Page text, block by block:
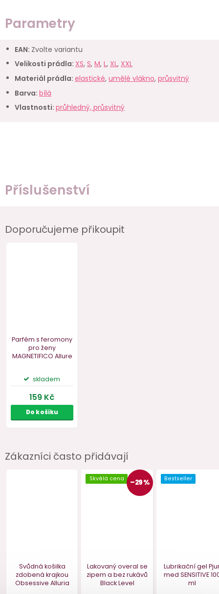
Příslušenství
Parametry
EAN: Zvolte variantu
Velikosti prádla: XS, S, M, L, XL, XXL
Materiál prádla: elastické, umělé vlákno, průsvitný
Barva: bílá
Vlastnosti: průhledný, průsvitný
Doporučujeme přikoupit
159 Kč
Do košíku
Zákazníci často přidávají